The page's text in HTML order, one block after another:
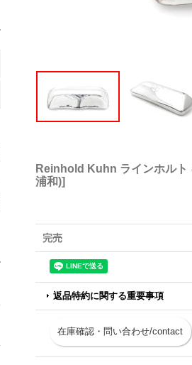
Reinhold Kuhn ラインホルト
浦和)]
完売
返品特約に関する重要事項
在庫確認・問い合わせ/contact